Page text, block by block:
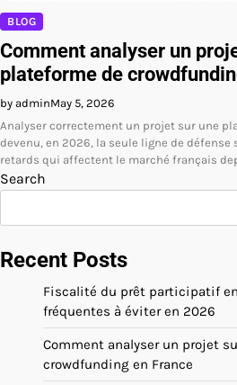
BLOG
Comment analyser un
plateforme de
by adminMay 5, 2026
Analyser correctement un projet sur une
devenu, en 2026, la seule ligne de
retards qui affectent le marché français
Search
Recent Posts
Fiscalité du prêt participatif en
fréquentes à éviter en 2026
Comment analyser un projet
crowdfunding en France